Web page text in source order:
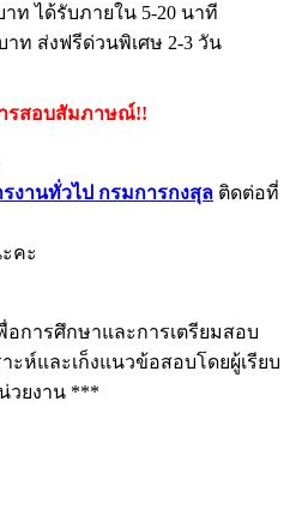
าท ได้รับภายใน 5-20 นาที
าท ส่งฟรีด่วนพิเศษ 2-3 วัน
รสอบสัมภาษณ์!!
งานทั่วไป กรมการกงสุล ติดต่อที่
คะ
การศึกษาและการเตรียมสอบ
ะห์และเก็งแนวข้อสอบโดยผู้เรียบ
วยงาน ***